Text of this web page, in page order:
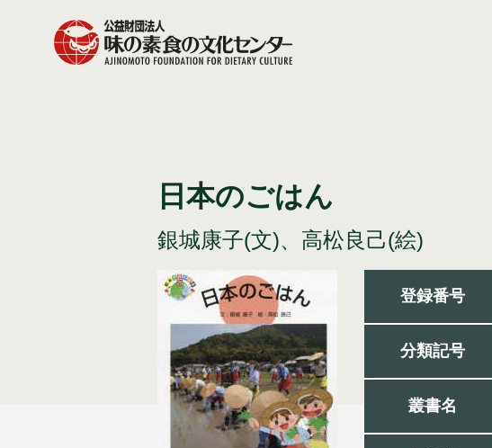
日本のごはん
銀城康子(文)、高松良己(絵)
登録番号
分類記号
叢書名